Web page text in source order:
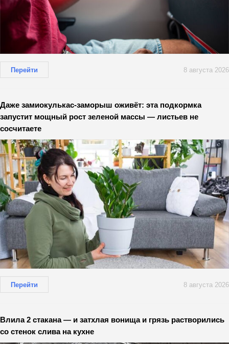
Перейти 8 августа 2026
Даже замиокулькас-заморыш оживёт: эта подкормка
запустит мощный рост зеленой массы — листьев не
сосчитаете
Перейти 8 августа 2026
Влила 2 стакана — и затхлая вонища и грязь растворились
со стенок слива на кухне